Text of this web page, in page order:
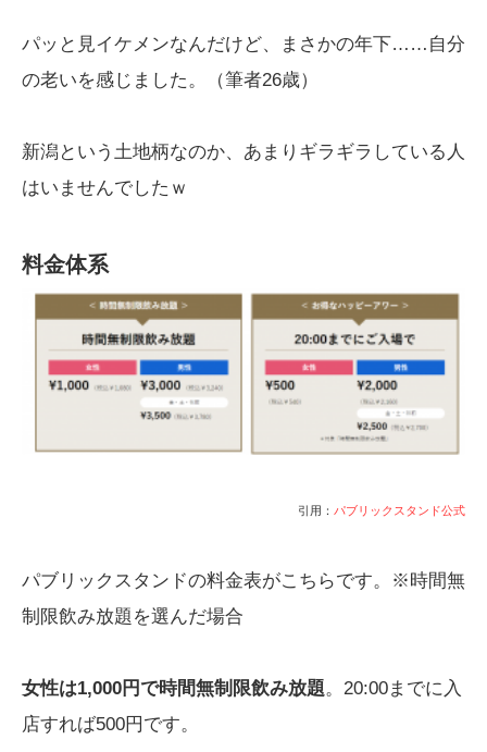
パッと見イケメンなんだけど、まさかの年下……自分
の老いを感じました。（筆者26歳）
新潟という土地柄なのか、あまりギラギラしている人
はいませんでしたｗ
料金体系
引用： パブリックスタンド公式
パブリックスタンドの料金表がこちらです。※時間無
制限飲み放題を選んだ場合
女性は1,000円で時間無制限飲み放題。20:00までに入
店すれば500円です。